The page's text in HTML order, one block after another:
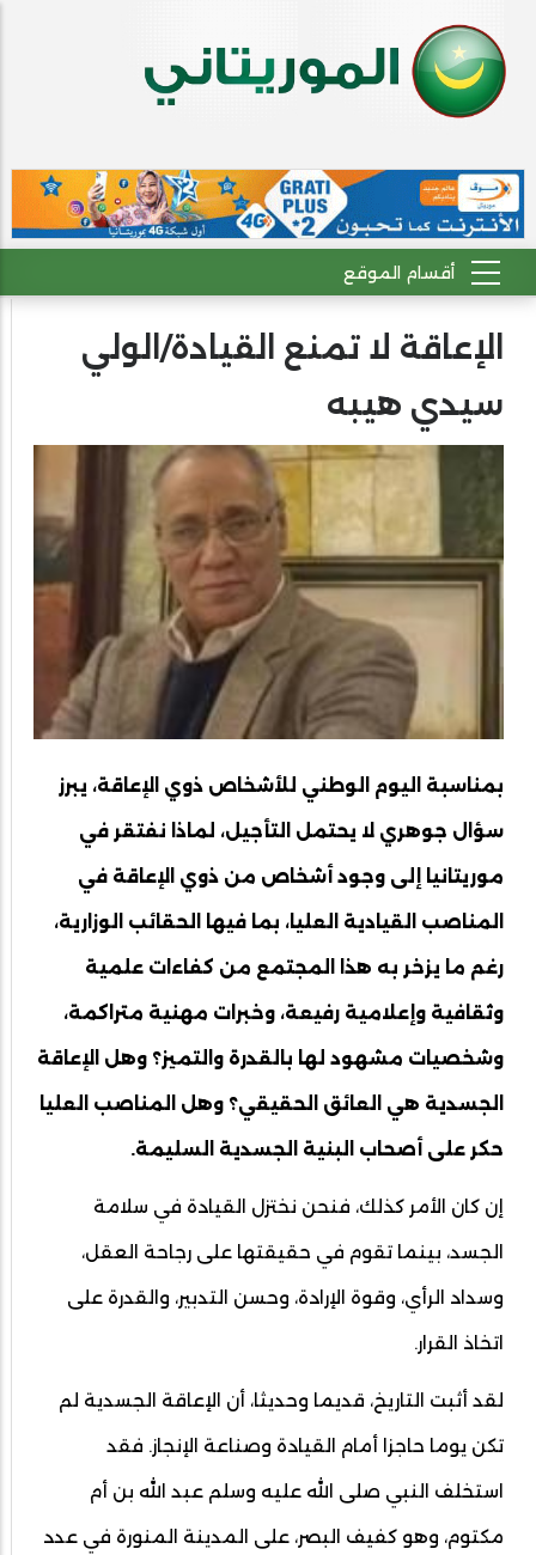
الإعاقة لا تمنع القيادة/الولي
سيدي هيبه
بمناسبة اليوم الوطني للأشخاص ذوي الإعاقة، يبرز
سؤال جوهري لا يحتمل التأجيل، لماذا نفتقر في
موريتانيا إلى وجود أشخاص من ذوي الإعاقة في
المناصب القيادية العليا، بما فيها الحقائب الوزارية،
رغم ما يزخر به هذا المجتمع من كفاءات علمية
وثقافية وإعلامية رفيعة، وخبرات مهنية متراكمة،
وشخصيات مشهود لها بالقدرة والتميز؟ وهل الإعاقة
الجسدية هي العائق الحقيقي؟ وهل المناصب العليا
حكر على أصحاب البنية الجسدية السليمة.
إن كان الأمر كذلك، فنحن نختزل القيادة في سلامة
الجسد، بينما تقوم في حقيقتها على رجاحة العقل،
وسداد الرأي، وقوة الإرادة، وحسن التدبير، والقدرة على
اتخاذ القرار.
لقد أثبت التاريخ، قديما وحديثا، أن الإعاقة الجسدية لم
تكن يوما حاجزا أمام القيادة وصناعة الإنجاز. فقد
استخلف النبي صلى الله عليه وسلم عبد الله بن أم
مكتوم، وهو كفيف البصر، على المدينة المنورة في عدد